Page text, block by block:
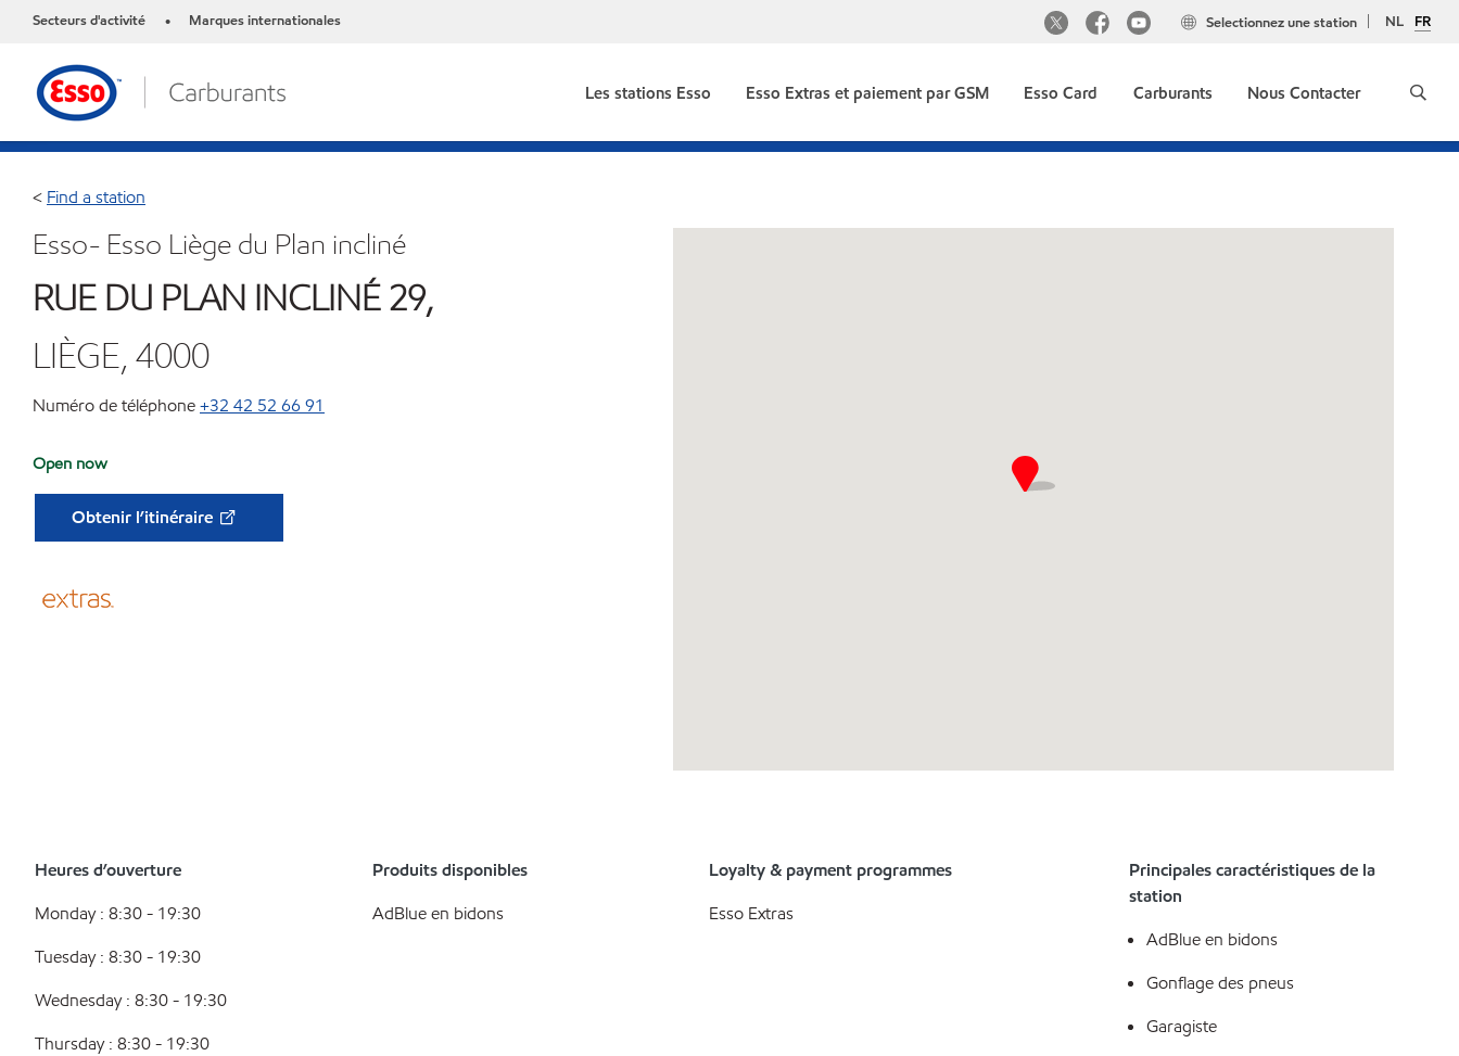
Secteurs d'activité • Marques internationales NL FR
Selectionnez une station
Les stations Esso Esso Extras et paiement par GSM Esso Card Carburants Nous Contacter
< Find a station
Esso- Esso Liège du Plan incliné
RUE DU PLAN INCLINÉ 29,
LIÈGE, 4000
Numéro de téléphone+32 42 52 66 91
Open now
Obtenir l’itinéraire
Heures d’ouverture
Monday : 8:30 - 19:30
Tuesday : 8:30 - 19:30
Wednesday : 8:30 - 19:30
Thursday : 8:30 - 19:30
Produits disponibles
AdBlue en bidons
Loyalty & payment programmes
Esso Extras
Principales caractéristiques de la
station
AdBlue en bidons
Gonflage des pneus
Garagiste